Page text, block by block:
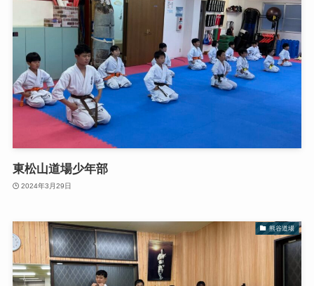
東松山道場少年部
2024年3月29日
熊谷道場